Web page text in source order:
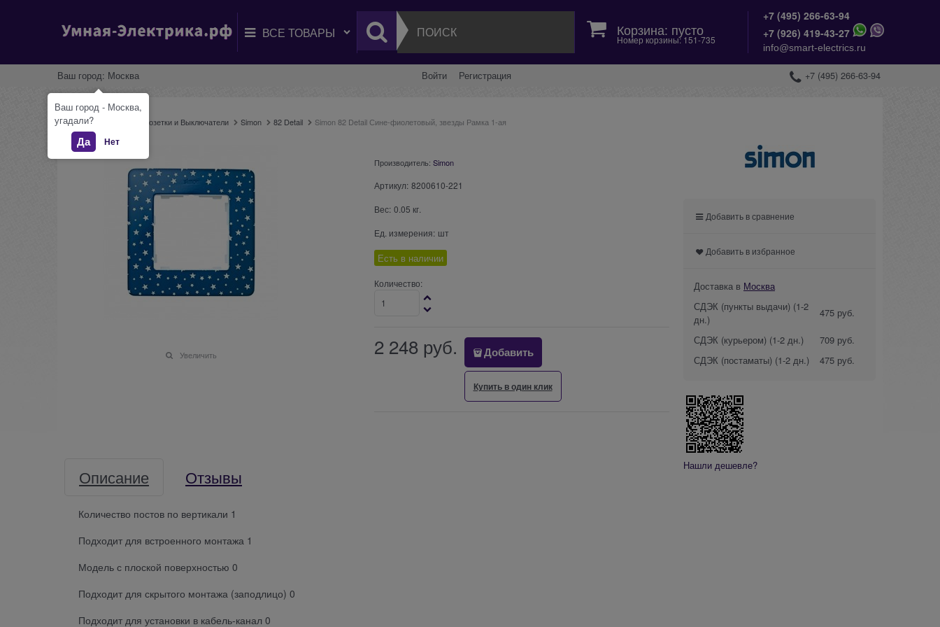
Корзина: пусто
Номер корзины: 151-735
+7 (495) 266-63-94
+7 (926) 419-43-27
info@smart-electrics.ru
Ваш город: Москва Войти Регистрация +7 (495) 266-63-94
Главная Розетки и Выключатели Simon 82 Detail Simon 82 Detail Сине-фиолетовый, звезды Рамка 1-ая
Увеличить
Производитель: Simon
Артикул: 8200610-221
Вес: 0.05 кг.
Ед. измерения: шт
Есть в наличии
Количество:
2 248 руб. Добавить
Купить в один клик
Описание Отзывы
Количество постов по вертикали 1
Подходит для встроенного монтажа 1
Модель с плоской поверхностью 0
Подходит для скрытого монтажа (заподлицо) 0
Подходит для установки в кабель-канал 0
Добавить в сравнение
Добавить в избранное
Доставка в Москва
СДЭК (пункты выдачи) (1-2
дн.)
475 руб.
СДЭК (курьером) (1-2 дн.)
709 руб.
СДЭК (постаматы) (1-2 дн.) 475 руб.
Нашли дешевле?
Ваш город - Москва,
угадали?
Да Нет